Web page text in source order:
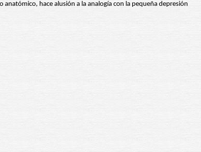
hace alusión a la analogía con la pequeña depresión